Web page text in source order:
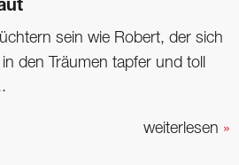
sein wie Robert, der sich
den Träumen tapfer und toll
weiterlesen »